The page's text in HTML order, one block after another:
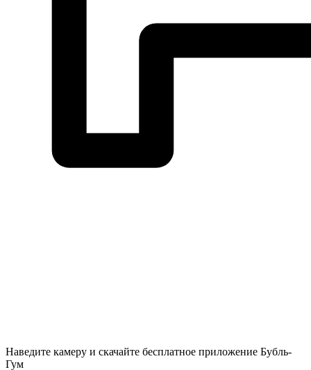
Наведите камеру и скачайте бесплатное приложение Бубль-
Гум